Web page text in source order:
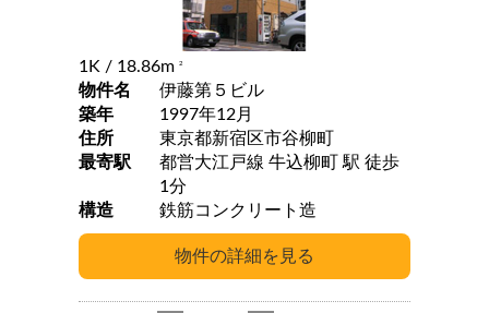
1K / 18.86m 2
物件名
伊藤第５ビル
築年
1997年12月
住所
東京都新宿区市谷柳町
最寄駅
都営大江戸線 牛込柳町 駅 徒歩
1分
構造
鉄筋コンクリート造